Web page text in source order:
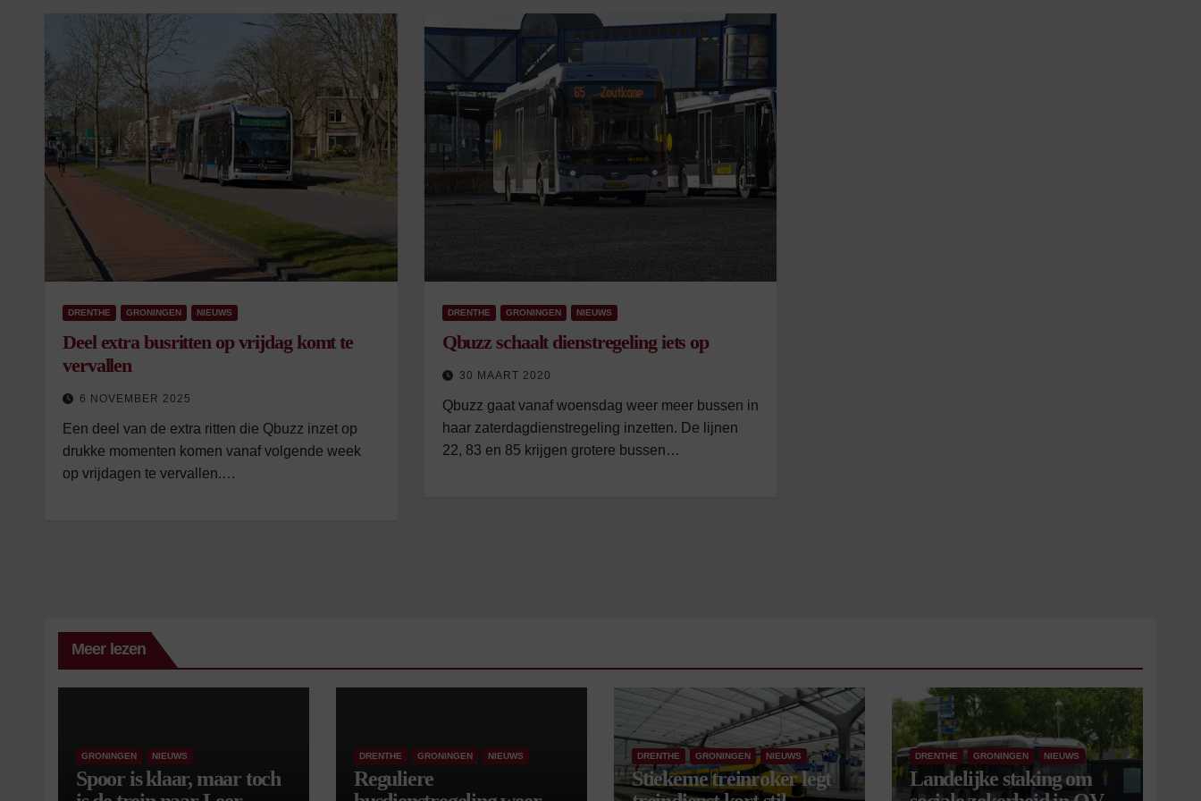
DRENTHE GRONINGEN NIEUWS
Deel extra busritten op vrijdag komt te
vervallen
6 NOVEMBER 2025
Een deel van de extra ritten die Qbuzz inzet op
drukke momenten komen vanaf volgende week
op vrijdagen te vervallen.…
DRENTHE GRONINGEN NIEUWS
Qbuzz schaalt dienstregeling iets op
30 MAART 2020
Qbuzz gaat vanaf woensdag weer meer bussen in
haar zaterdagdienstregeling inzetten. De lijnen
22, 83 en 85 krijgen grotere bussen…
Meer lezen
GRONINGEN NIEUWS
Spoor is klaar, maar toch
DRENTHE GRONINGEN NIEUWS
Reguliere
DRENTHE GRONINGEN NIEUWS
Stiekeme treinroker legt
DRENTHE GRONINGEN NIEUWS
Landelijke staking om